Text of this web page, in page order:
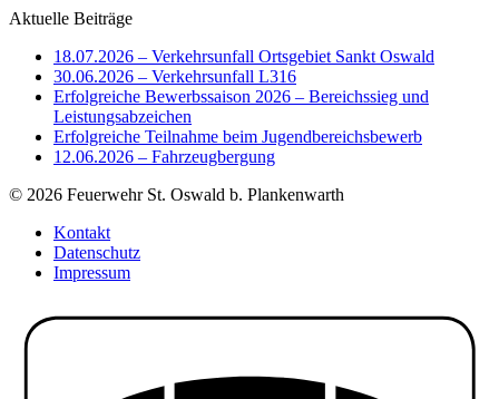
Aktuelle Beiträge
18.07.2026 – Verkehrsunfall Ortsgebiet Sankt Oswald
30.06.2026 – Verkehrsunfall L316
Erfolgreiche Bewerbssaison 2026 – Bereichssieg und
Leistungsabzeichen
Erfolgreiche Teilnahme beim Jugendbereichsbewerb
12.06.2026 – Fahrzeugbergung
© 2026 Feuerwehr St. Oswald b. Plankenwarth
Kontakt
Datenschutz
Impressum